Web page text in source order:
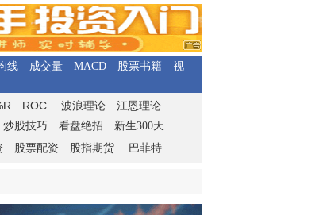
线 成交量 MACD 股票书籍
视
ROC 波浪理论
江恩理论
炒股技巧 看盘绝招
新生300天
股票配资 股指期货 巴菲特